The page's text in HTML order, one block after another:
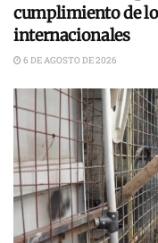
cumplimiento de
internacionales
6 DE AGOSTO DE 2026